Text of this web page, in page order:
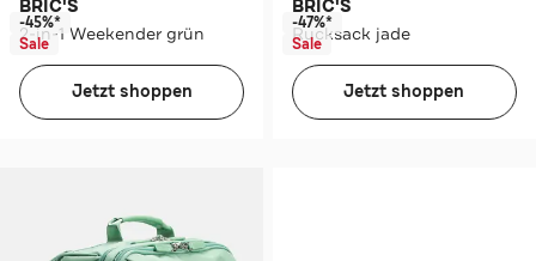
BRIC'S
2-in-1 Weekender grün
-45%*
Sale
Jetzt shoppen
BRIC'S
Rucksack jade
-47%*
Sale
Jetzt shoppen